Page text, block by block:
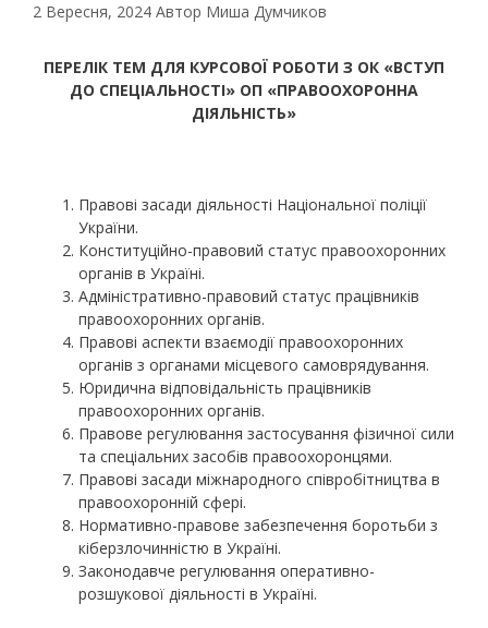
2 Вересня, 2024 Автор Миша Думчиков
ПЕРЕЛІК ТЕМ ДЛЯ КУРСОВОЇ РОБОТИ З ОК «ВСТУП
ДО СПЕЦІАЛЬНОСТІ» ОП «ПРАВООХОРОННА
ДІЯЛЬНІСТЬ»
Правові засади діяльності Національної поліції
України.
Конституційно-правовий статус правоохоронних
органів в Україні.
Адміністративно-правовий статус працівників
правоохоронних органів.
Правові аспекти взаємодії правоохоронних
органів з органами місцевого самоврядування.
Юридична відповідальність працівників
правоохоронних органів.
Правове регулювання застосування фізичної сили
та спеціальних засобів правоохоронцями.
Правові засади міжнародного співробітництва в
правоохоронній сфері.
Нормативно-правове забезпечення боротьби з
кіберзлочинністю в Україні.
Законодавче регулювання оперативно-
розшукової діяльності в Україні.